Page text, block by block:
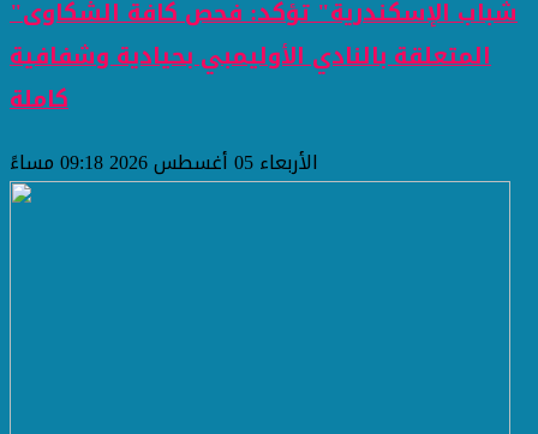
"شباب الإسكندرية" تؤكد: فحص كافة الشكاوى
المتعلقة بالنادي الأوليمبي بحيادية وشفافية
كاملة
الأربعاء 05 أغسطس 2026 09:18 مساءً